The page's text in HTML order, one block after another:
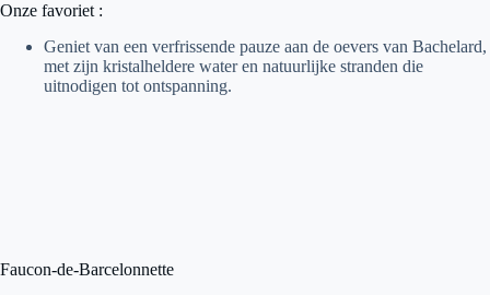
Onze favoriet :
Geniet van een verfrissende pauze aan de oevers van Bachelard,
met zijn kristalheldere water en natuurlijke stranden die
uitnodigen tot ontspanning.
Faucon-de-Barcelonnette